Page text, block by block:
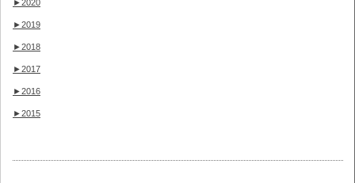
►2020
►2019
►2018
►2017
►2016
►2015